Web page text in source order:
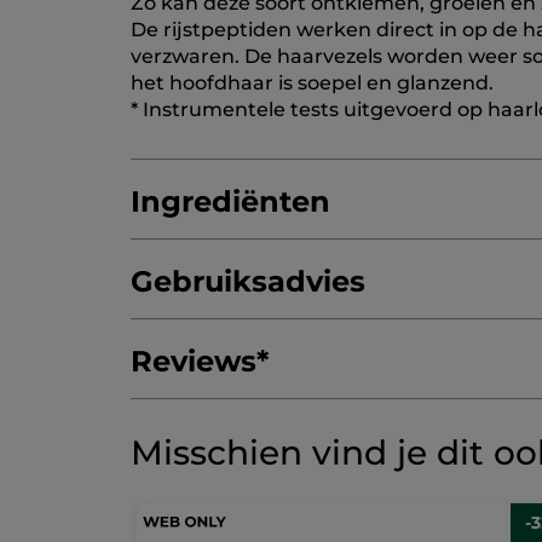
De rijstpeptiden werken direct in op de
verzwaren. De haarvezels worden weer
het hoofdhaar is soepel en glanzend.
* Instrumentele tests uitgevoerd op
Ingrediënten
AQUA/WATER/EAU C13-15 ALKANE
METHYL GLUCOSE SESQUISTEARATE
GLYCERYL STEARATE CITRATE
PANTHENOL SODIUM BENZOATE
ROSE KETONES
CITRUS AURANTIUM
Gebruiksadvies
Reviews*
★★★★★
★★★★★
Warmtebeschermende
scorewaarde
Misschien vind je dit
-